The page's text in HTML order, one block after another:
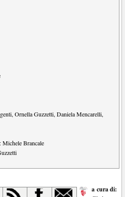
,Ornella Guzzetti,Daniela Mencarelli,
Michele Brancale
a cura di: